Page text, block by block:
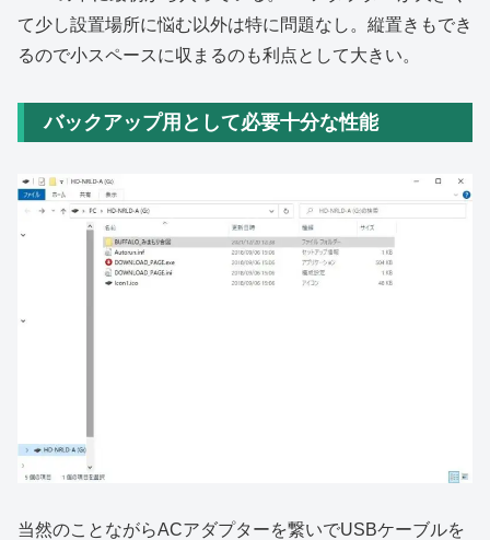
て少し設置場所に悩む以外は特に問題なし。縦置きもでき
るので小スペースに収まるのも利点として大きい。
バックアップ用として必要十分な性能
当然のことながらACアダプターを繋いでUSBケーブルを